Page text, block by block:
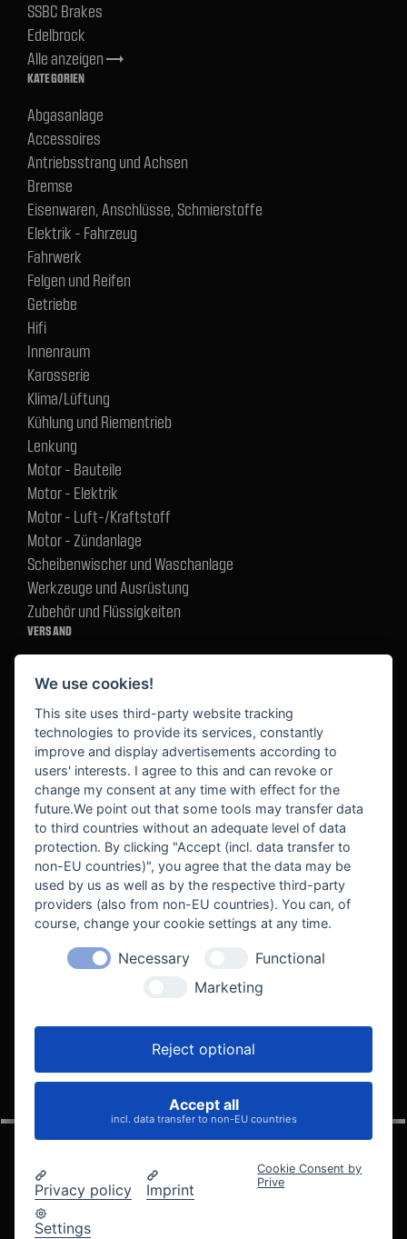
SSBC Brakes
Edelbrock
Alle anzeigentrending_flat
KATEGORIEN
Abgasanlage
Accessoires
Antriebsstrang und Achsen
Bremse
Eisenwaren, Anschlüsse, Schmierstoffe
Elektrik - Fahrzeug
Fahrwerk
Felgen und Reifen
Getriebe
Hifi
Innenraum
Karosserie
Klima/Lüftung
Kühlung und Riementrieb
Lenkung
Motor - Bauteile
Motor - Elektrik
Motor - Luft-/Kraftstoff
Motor - Zündanlage
Scheibenwischer und Waschanlage
Werkzeuge und Ausrüstung
Zubehör und Flüssigkeiten
VERSAND
BEKANNT AUS
VELOCITY AUTOMOTIVE
© 2005 - 2026 Velocity Automotive
We use cookies!
This site uses third-party website tracking
technologies to provide its services, constantly
improve and display advertisements according to
users' interests. I agree to this and can revoke or
change my consent at any time with effect for the
future.We point out that some tools may transfer data
to third countries without an adequate level of data
protection. By clicking "Accept (incl. data transfer to
non-EU countries)", you agree that the data may be
used by us as well as by the respective third-party
providers (also from non-EU countries). You can, of
course, change your cookie settings at any time.
Necessary
Functional
Marketing
Reject optional
Accept all
incl. data transfer to non-EU countries
Privacy policy Imprint
Settings
Cookie Consent by
Prive